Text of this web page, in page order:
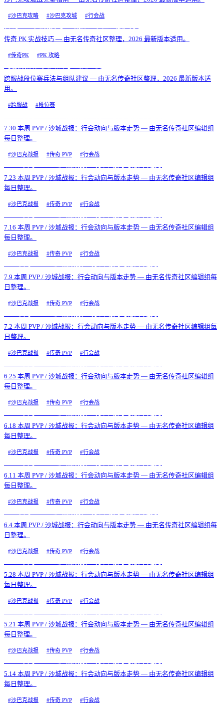
#沙巴克攻略 #沙巴克攻城 #行会战
传奇 PK 实战技巧 — 由无名传奇社区整理，2026 最新版本适用。
#传奇PK #PK 攻略
跨服战段位赛兵法与组队建议 — 由无名传奇社区整理，2026 最新版本适
用。
#跨服战 #段位赛
7.30 本周 PVP / 沙城战报：行会动向与版本走势 — 由无名传奇社区编辑组
每日整理。
#沙巴克战报 #传奇 PVP #行会战
7.23 本周 PVP / 沙城战报：行会动向与版本走势 — 由无名传奇社区编辑组
每日整理。
#沙巴克战报 #传奇 PVP #行会战
7.16 本周 PVP / 沙城战报：行会动向与版本走势 — 由无名传奇社区编辑组
每日整理。
#沙巴克战报 #传奇 PVP #行会战
7.9 本周 PVP / 沙城战报：行会动向与版本走势 — 由无名传奇社区编辑组每
日整理。
#沙巴克战报 #传奇 PVP #行会战
7.2 本周 PVP / 沙城战报：行会动向与版本走势 — 由无名传奇社区编辑组每
日整理。
#沙巴克战报 #传奇 PVP #行会战
6.25 本周 PVP / 沙城战报：行会动向与版本走势 — 由无名传奇社区编辑组
每日整理。
#沙巴克战报 #传奇 PVP #行会战
6.18 本周 PVP / 沙城战报：行会动向与版本走势 — 由无名传奇社区编辑组
每日整理。
#沙巴克战报 #传奇 PVP #行会战
6.11 本周 PVP / 沙城战报：行会动向与版本走势 — 由无名传奇社区编辑组
每日整理。
#沙巴克战报 #传奇 PVP #行会战
6.4 本周 PVP / 沙城战报：行会动向与版本走势 — 由无名传奇社区编辑组每
日整理。
#沙巴克战报 #传奇 PVP #行会战
5.28 本周 PVP / 沙城战报：行会动向与版本走势 — 由无名传奇社区编辑组
每日整理。
#沙巴克战报 #传奇 PVP #行会战
5.21 本周 PVP / 沙城战报：行会动向与版本走势 — 由无名传奇社区编辑组
每日整理。
#沙巴克战报 #传奇 PVP #行会战
5.14 本周 PVP / 沙城战报：行会动向与版本走势 — 由无名传奇社区编辑组
每日整理。
#沙巴克战报 #传奇 PVP #行会战